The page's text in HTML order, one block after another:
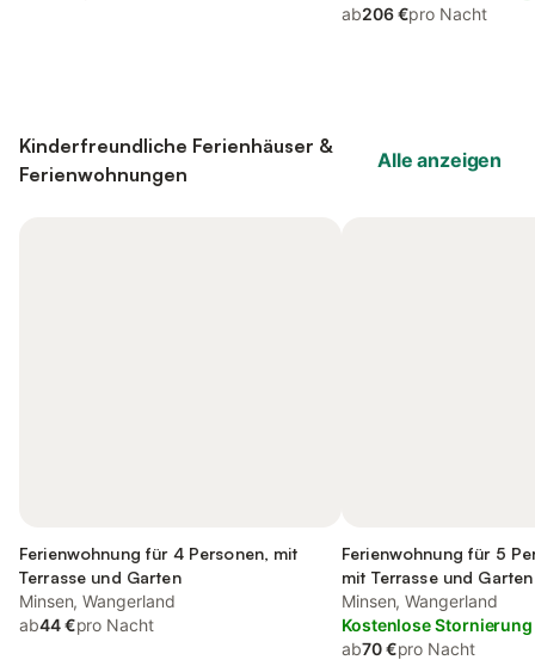
ab206 €pro Nacht
Kinderfreundliche Ferienhäuser &
Ferienwohnungen
Alle anzeigen
Ferienwohnung für 4 Personen, mit
Terrasse und Garten
Minsen, Wangerland
ab44 €pro Nacht
Ferienwohnung für 5
mit Terrasse und Garten
Minsen, Wangerland
Kostenlose Stornierung
ab70 €pro Nacht